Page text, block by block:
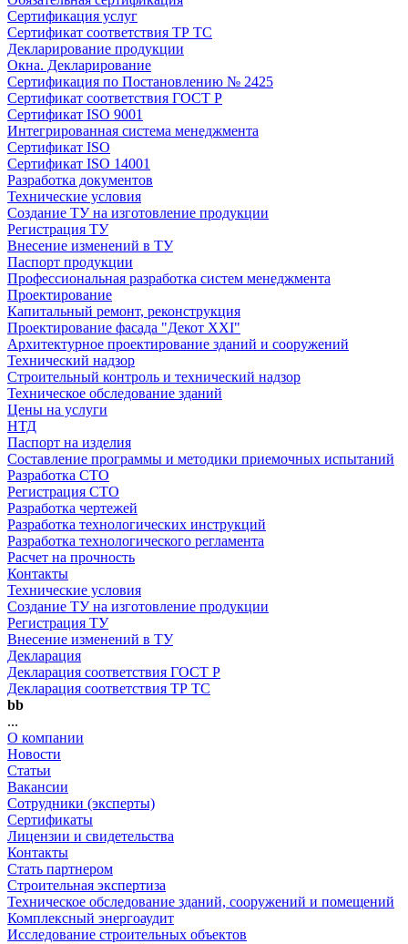
Сертификация услуг
Сертификат соответствия ТР ТС
Декларирование продукции
Окна. Декларирование
Сертификация по Постановлению № 2425
Сертификат соответствия ГОСТ Р
Сертификат ISO 9001
Интегрированная система менеджмента
Сертификат ISO
Сертификат ISO 14001
Разработка документов
Технические условия
Создание ТУ на изготовление продукции
Регистрация ТУ
Внесение изменений в ТУ
Паспорт продукции
Профессиональная разработка систем менеджмента
Проектирование
Капитальный ремонт, реконструкция
Проектирование фасада "Декот XXI"
Архитектурное проектирование зданий и сооружений
Технический надзор
Строительный контроль и технический надзор
Техническое обследование зданий
Цены на услуги
НТД
Паспорт на изделия
Составление программы и методики приемочных испытаний
Разработка СТО
Регистрация СТО
Разработка чертежей
Разработка технологических инструкций
Разработка технологического регламента
Расчет на прочность
Контакты
Технические условия
Создание ТУ на изготовление продукции
Регистрация ТУ
Внесение изменений в ТУ
Декларация
Декларация соответствия ГОСТ Р
Декларация соответствия ТР ТС
bb
...
О компании
Новости
Статьи
Вакансии
Сотрудники (эксперты)
Сертификаты
Лицензии и свидетельства
Контакты
Стать партнером
Строительная экспертиза
Техническое обследование зданий, сооружений и помещений
Комплексный энергоаудит
Исследование строительных объектов